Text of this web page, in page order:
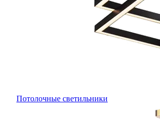
Потолочные светильники